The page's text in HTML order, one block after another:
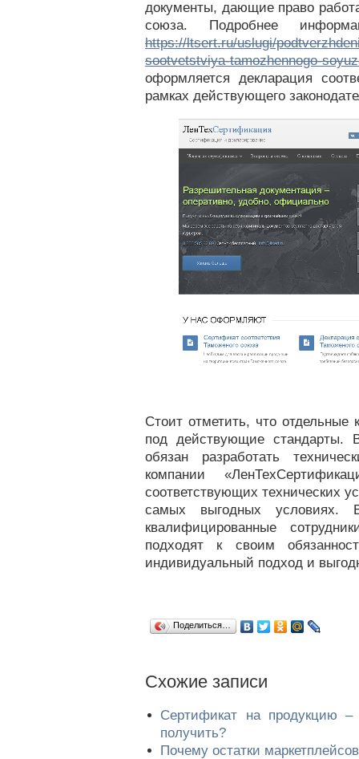
документы, дающие право
союза. Подробнее
https://ltsert.ru/uslugi/
sootvetstviya-tamozhennogo-
оформляется декларация
рамках действующего
Стоит отметить, что отдельные
под действующие стандарты.
обязан разработать
компании
соответствующих технических
самых выгодных условиях.
квалифицированные
подходят к своим
индивидуальный подход и
Поделиться…
Cхожие записи
Сертификат на продукцию
получить?
Почему остатки